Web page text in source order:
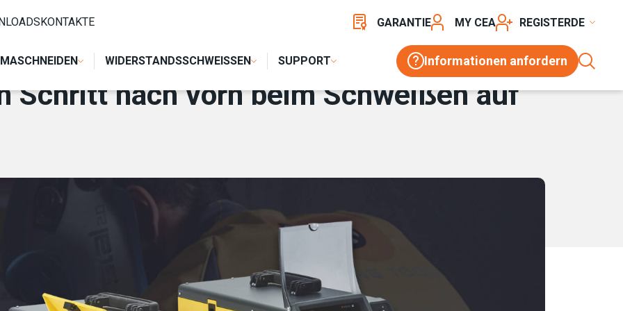
WIDERSTANDSSCHWEISSEN SUPPORT Informationen anfordern
KONTAKTE GARANTIE MY CEA REGISTER
Schritt nach vorn beim Schweißen auf